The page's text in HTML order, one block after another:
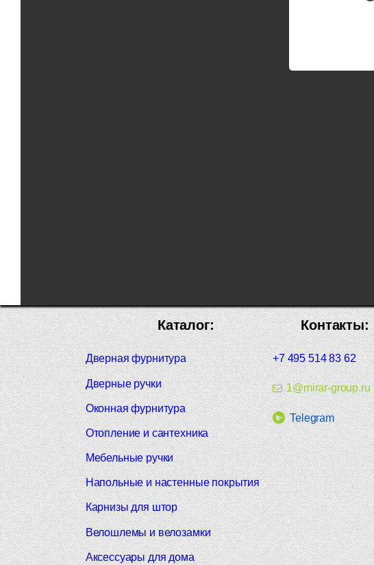
Контакты:
+7 495 514 83 62
1@mirar-group.ru
Telegram
Каталог:
Дверная фурнитура
Дверные ручки
Оконная фурнитура
Отопление и сантехника
Мебельные ручки
Напольные и настенные покрытия
Карнизы для штор
Велошлемы и велозамки
Аксессуары для дома